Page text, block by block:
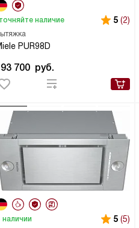
PUR98D
наличие 5 (2)
700 руб.
наличии 5 (5)